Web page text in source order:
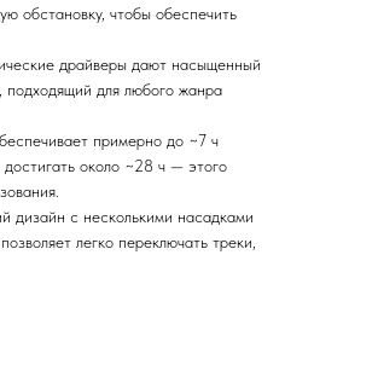
обстановку, чтобы обеспечить
драйверы дают насыщенный
подходящий для любого жанра
примерно до ~7 ч
около ~28 ч — этого
дизайн с несколькими насадками
легко переключать треки,